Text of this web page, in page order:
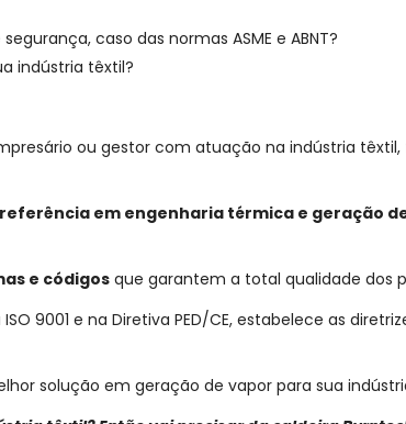
caso das normas ASME e ABNT?
indústria têxtil?
ou gestor com atuação na indústria
referência em engenharia térmica e geração
e códigosque garantem a total qualidade dos
9001 e na Diretiva PED/CE, estabelece as
solução em geração de vapor para sua